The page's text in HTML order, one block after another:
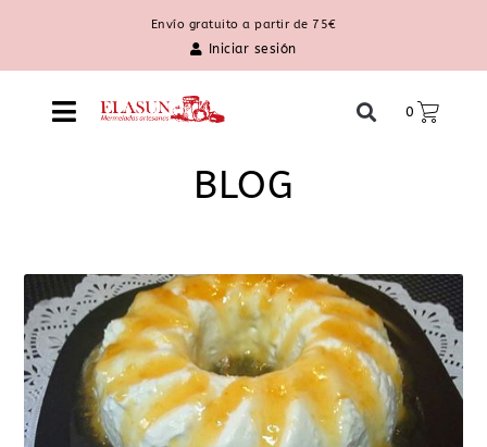
Envío gratuito a partir de 75€
Iniciar sesión
0
BLOG